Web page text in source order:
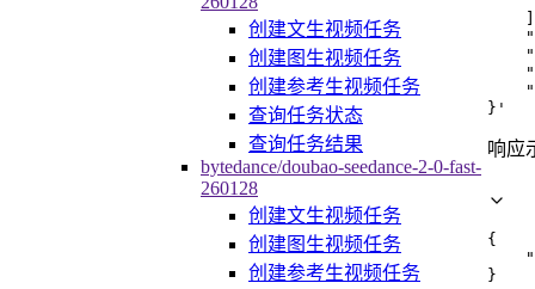
创建文生视频任务
创建图生视频任务
创建参考生视频任务
查询任务状态
查询任务结果
bytedance/doubao-seedance-2-0-fast-
260128
创建文生视频任务
创建图生视频任务
创建参考生视频任务
}'
响应
{
}